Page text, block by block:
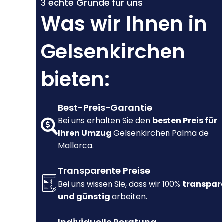
3 echte Gründe für uns
Was wir Ihnen in
Gelsenkirchen
bieten:
Best-Preis-Garantie
Bei uns erhalten Sie den besten Preis für
Ihren Umzug Gelsenkirchen Palma de
Mallorca.
Transparente Preise
Bei uns wissen Sie, dass wir 100%
und günstig arbeiten.